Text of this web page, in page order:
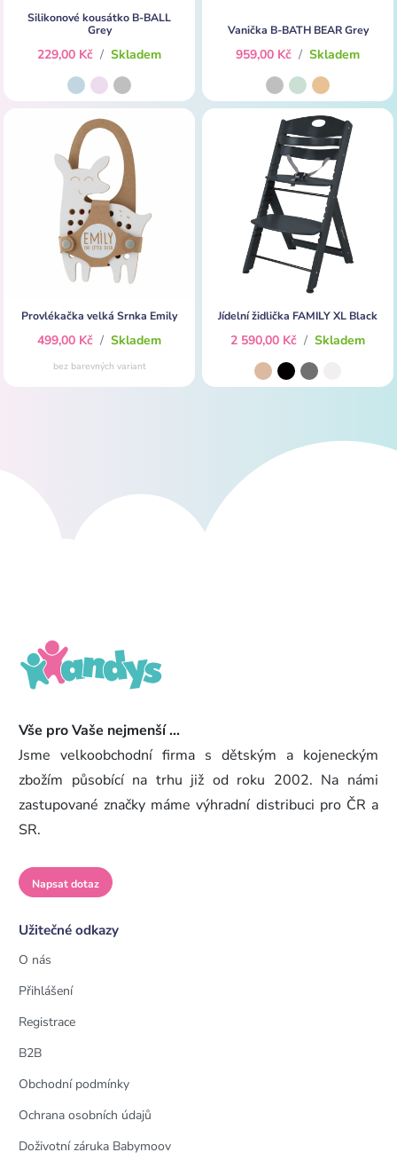
Silikonové kousátko B-BALL
Grey
229,00 Kč / Skladem
Vanička B-BATH BEAR Grey
959,00 Kč / Skladem
Provlékačka velká Srnka Emily
499,00 Kč / Skladem
bez barevných variant
Jídelní židlička FAMILY XL Black
2 590,00 Kč / Skladem
Vše pro Vaše nejmenší ...
Jsme velkoobchodní firma s dětským a kojeneckým
zbožím působící na trhu již od roku 2002. Na námi
zastupované značky máme výhradní distribuci pro ČR a
SR.
Napsat dotaz
Užitečné odkazy
O nás
Přihlášení
Registrace
B2B
Obchodní podmínky
Ochrana osobních údajů
Doživotní záruka Babymoov